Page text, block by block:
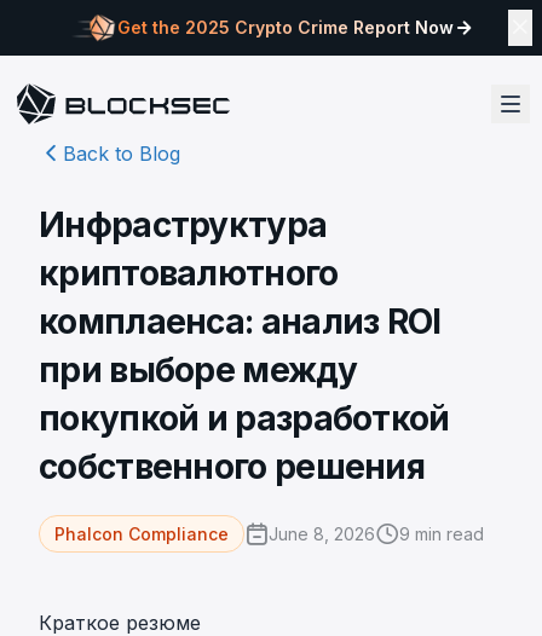
Get the 2025 Crypto Crime Report Now
Back to Blog
Инфраструктура
криптовалютного
комплаенса: анализ ROI
при выборе между
покупкой и разработкой
собственного решения
Phalcon Compliance June 8, 2026 9 min read
Краткое резюме